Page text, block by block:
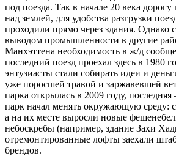
под поезда. Так в начале 20 века
над землей, для удобства разгрузки
проходили прямо через здания. Однако
выводом промышленности в другие
Манхэттена необходимость в ж/д
последний поезд проехал здесь в 1980
энтузиасты стали собирать идеи и
уже поросшей травой и заржавевшей
парка открылась в 2009 году,
парк начал менять окружающую среду:
а на их месте выросли новые
небоскребы (например, здание Захи
отремонтированные лофты заехали
брендов.